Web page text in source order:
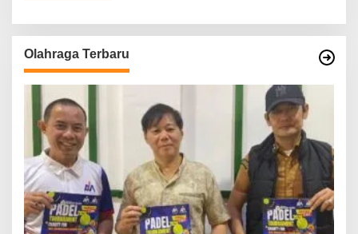
Olahraga Terbaru